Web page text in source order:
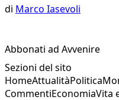
di Marco Iasevoli
Abbonati ad Avvenire
Sezioni del sito
HomeAttualitàPolitica
CommentiEconomiaVita